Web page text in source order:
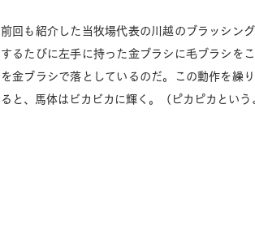
前回も紹介した当牧場代表の川越のブラッシン
するたびに左手に持った金ブラシに毛ブラシを
を金ブラシで落としているのだ。この動作を繰
ると、馬体はビカビカに輝く。（ピカピカとい